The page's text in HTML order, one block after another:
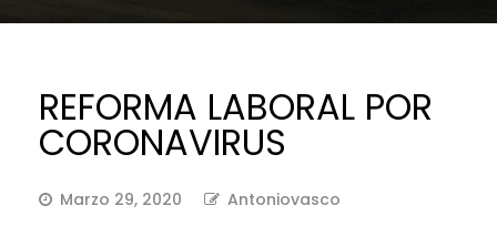
REFORMA LABORAL POR
CORONAVIRUS
Marzo 29, 2020 Antoniovasco